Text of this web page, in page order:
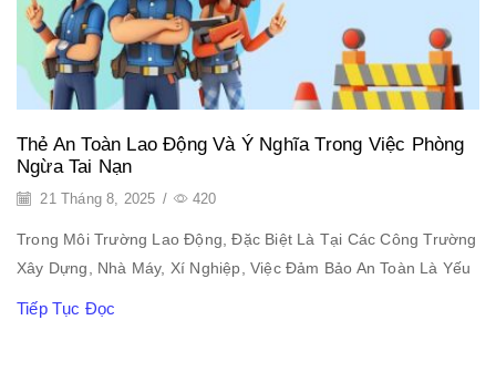
Thẻ An Toàn Lao Động Và Ý Nghĩa Trong Việc Phòng
Ngừa Tai Nạn
21 Tháng 8, 2025 / 420
Trong Môi Trường Lao Động, Đặc Biệt Là Tại Các Công Trường
Xây Dựng, Nhà Máy, Xí Nghiệp, Việc Đảm Bảo An Toàn Là Yếu
Tiếp Tục Đọc